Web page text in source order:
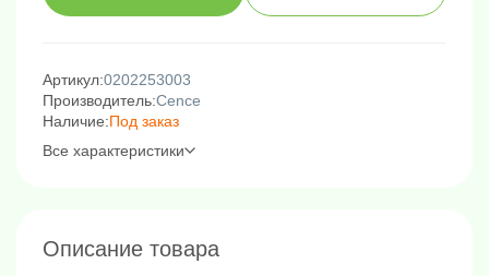
Артикул:0202253003
Производитель:Cence
Наличие:Под заказ
Все характеристики
Описание товара